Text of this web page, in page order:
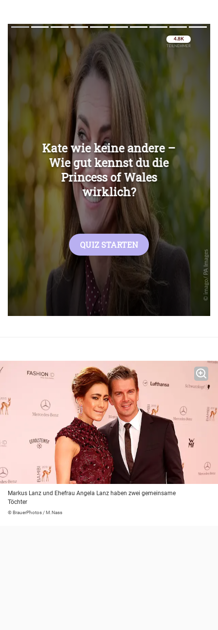
Überspringen
Markus Lanz und Ehefrau Angela Lanz haben zwei gemeinsame
Töchter
© BrauerPhotos / M.Nass